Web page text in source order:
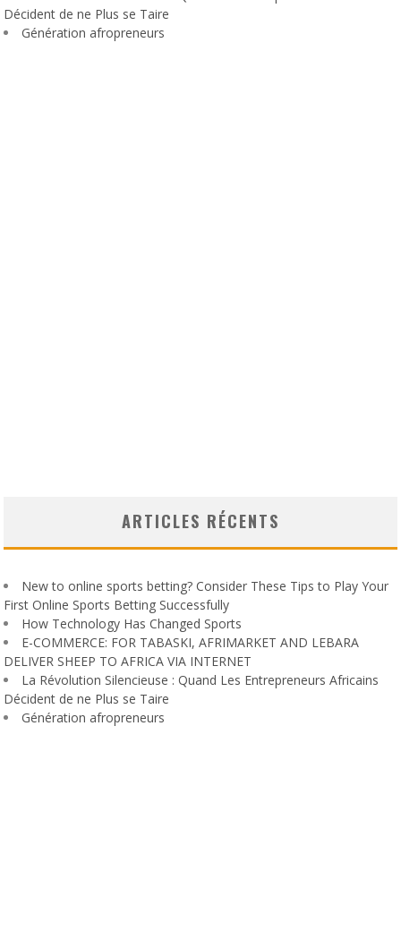
Décident de ne Plus se Taire
Génération afropreneurs
ARTICLES RÉCENTS
New to online sports betting? Consider These Tips to Play Your
First Online Sports Betting Successfully
How Technology Has Changed Sports
E-COMMERCE: FOR TABASKI, AFRIMARKET AND LEBARA
DELIVER SHEEP TO AFRICA VIA INTERNET
La Révolution Silencieuse : Quand Les Entrepreneurs Africains
Décident de ne Plus se Taire
Génération afropreneurs